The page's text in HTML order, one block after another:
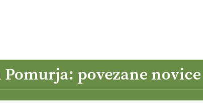
povezane novice